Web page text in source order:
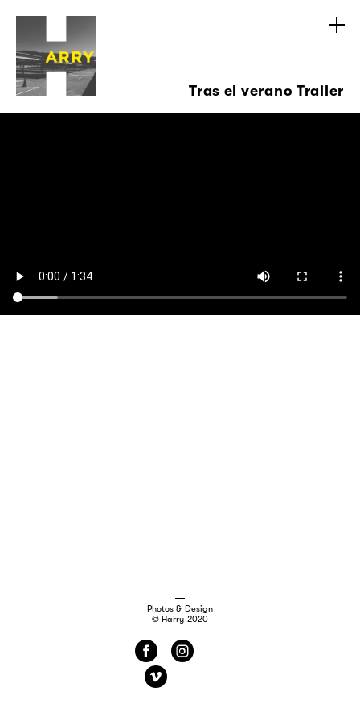
Tras el verano Trailer
Photos & Design
© Harry 2020
f
i
v